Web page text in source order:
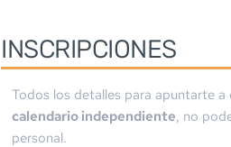
INSCRIPCIONES
Todos los detalles para apuntarte
calendario independiente, no
personal.